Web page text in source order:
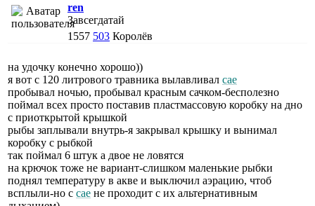
ren
Завсегдатай
1557 503 Королёв
на удочку конечно хорошо))
я вот с 120 литрового травника вылавливал сае
пробывал ночью, пробывал красным сачком-бесполезно
поймал всех просто поставив пластмассовую коробку на дно
с приоткрытой крышкой
рыбы заплывали внутрь-я закрывал крышку и вынимал
коробку с рыбкой
так поймал 6 штук а двое не ловятся
на крючок тоже не вариант-слишком маленькие рыбки
поднял температуру в акве и выключил аэрацию, чтоб
всплыли-но с сае не проходит с их альтернативным